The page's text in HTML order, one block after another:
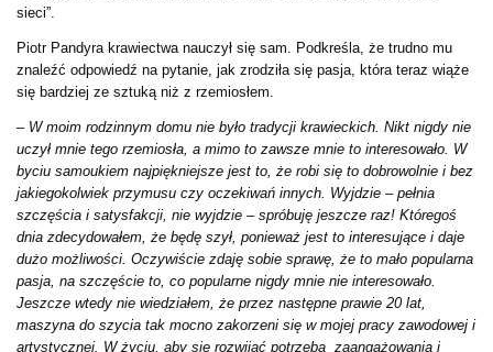
sieci”.
Piotr Pandyra krawiectwa nauczył się sam. Podkreśla, że trudno mu
znaleźć odpowiedź na pytanie, jak zrodziła się pasja, która teraz wiąże
się bardziej ze sztuką niż z rzemiosłem.
– W moim rodzinnym domu nie było tradycji krawieckich. Nikt nigdy nie
uczył mnie tego rzemiosła, a mimo to zawsze mnie to interesowało. W
byciu samoukiem najpiękniejsze jest to, że robi się to dobrowolnie i bez
jakiegokolwiek przymusu czy oczekiwań innych. Wyjdzie – pełnia
szczęścia i satysfakcji, nie wyjdzie – spróbuję jeszcze raz! Któregoś
dnia zdecydowałem, że będę szył, ponieważ jest to interesujące i daje
dużo możliwości. Oczywiście zdaję sobie sprawę, że to mało popularna
pasja, na szczęście to, co popularne nigdy mnie nie interesowało.
Jeszcze wtedy nie wiedziałem, że przez następne prawie 20 lat,
maszyna do szycia tak mocno zakorzeni się w mojej pracy zawodowej i
artystycznej. W życiu, aby się rozwijać potrzeba zaangażowania i